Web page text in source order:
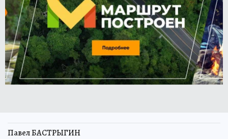
Павел БАСТРЫГИН